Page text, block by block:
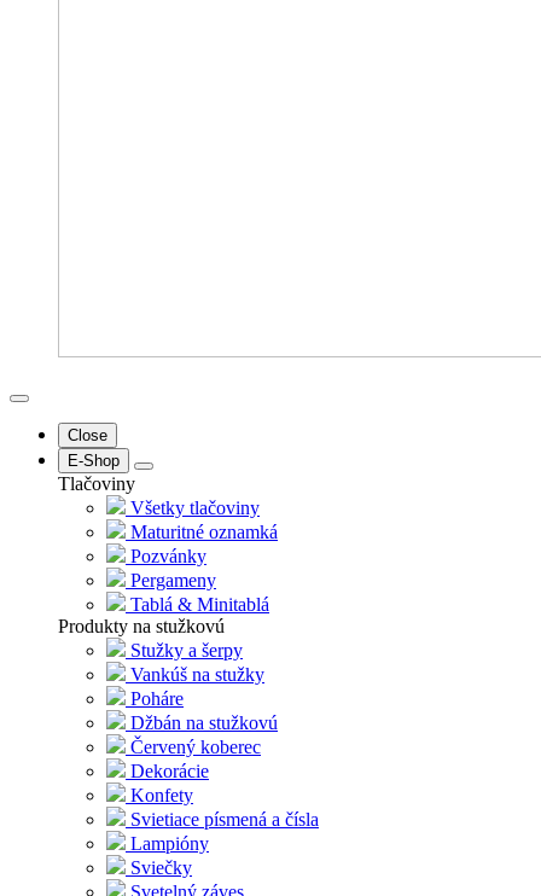
Close
E-Shop
Tlačoviny
Všetky tlačoviny
Maturitné oznamká
Pozvánky
Pergameny
Tablá & Minitablá
Produkty na stužkovú
Stužky a šerpy
Vankúš na stužky
Poháre
Džbán na stužkovú
Červený koberec
Dekorácie
Konfety
Svietiace písmená a čísla
Lampióny
Sviečky
Svetelný záves